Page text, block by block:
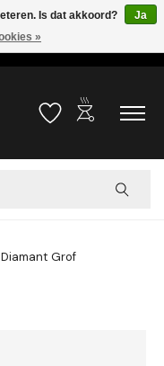
verzendkosten, vanaf 75
Verlanglijst
outdoor_grill
Grof
Is dat akkoord?
Ja
»